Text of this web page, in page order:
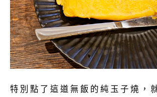
特別點了這道無飯的純玉子燒，